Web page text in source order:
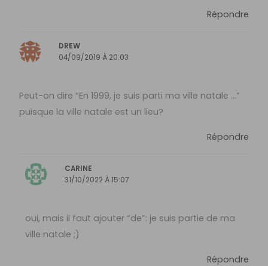
Répondre
DREW
04/09/2019 À 20:03
Peut-on dire “En 1999, je suis parti ma ville natale …”
puisque la ville natale est un lieu?
Répondre
CARINE
31/10/2022 À 15:07
oui, mais il faut ajouter “de”: je suis partie de ma
ville natale ;)
Répondre